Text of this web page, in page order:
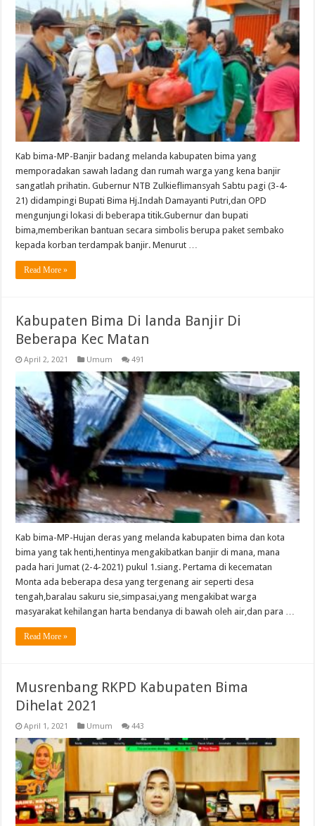
Kab bima-MP-Banjir badang melanda kabupaten bima yang
memporadakan sawah ladang dan rumah warga yang kena banjir
sangatlah prihatin. Gubernur NTB Zulkieflimansyah Sabtu pagi (3-4-
21) didampingi Bupati Bima Hj.Indah Damayanti Putri,dan OPD
mengunjungi lokasi di beberapa titik.Gubernur dan bupati
bima,memberikan bantuan secara simbolis berupa paket sembako
kepada korban terdampak banjir. Menurut …
Read More »
Kabupaten Bima Di landa Banjir Di
Beberapa Kec Matan
April 2, 2021 Umum 491
Kab bima-MP-Hujan deras yang melanda kabupaten bima dan kota
bima yang tak henti,hentinya mengakibatkan banjir di mana, mana
pada hari Jumat (2-4-2021) pukul 1.siang. Pertama di kecematan
Monta ada beberapa desa yang tergenang air seperti desa
tengah,baralau sakuru sie,simpasai,yang mengakibat warga
masyarakat kehilangan harta bendanya di bawah oleh air,dan para …
Read More »
Musrenbang RKPD Kabupaten Bima
Dihelat 2021
April 1, 2021 Umum 443